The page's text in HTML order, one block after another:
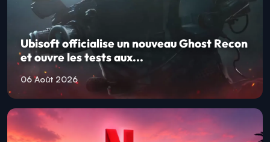
Ubisoft officialise un nouveau Ghost Recon
et ouvre les tests aux...
06 Août 2026